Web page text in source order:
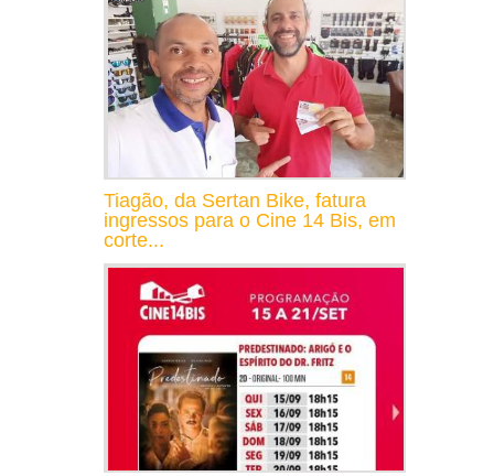
Tiagão, da Sertan Bike, fatura
ingressos para o Cine 14 Bis, em
corte...